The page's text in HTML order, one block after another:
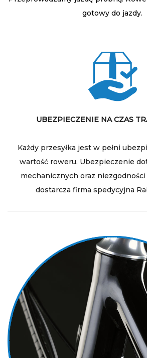
gotowy do jazdy.
UBEZPIECZENIE NA CZAS
Każdy przesyłka jest w pełni
wartość roweru. Ubezpieczenie
mechanicznych oraz
dostarcza firma spedycyjna